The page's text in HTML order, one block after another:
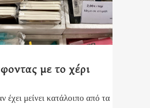
με το χέρι
έχει μείνει κατάλοιπο από τα